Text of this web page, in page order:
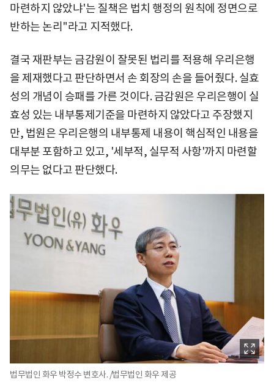
마련하지 않았냐'는 질책은 법치 행정의 원칙에 정면으로
반하는 논리"라고 지적했다.
결국 재판부는 금감원이 잘못된 법리를 적용해 우리은행
을 제재했다고 판단하면서 손 회장의 손을 들어줬다. 실효
성의 개념이 승패를 가른 것이다. 금감원은 우리은행이 실
효성 있는 내부통제기준을 마련하지 않았다고 주장했지
만, 법원은 우리은행의 내부통제 내용이 핵심적인 내용을
대부분 포함하고 있고, '세부적, 실무적 사항'까지 마련할
의무는 없다고 판단했다.
법무법인 화우 박정수 변호사. /법무법인 화우 제공